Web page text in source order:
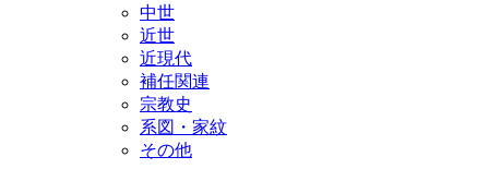
中世
近世
近現代
補任関連
宗教史
系図・家紋
その他